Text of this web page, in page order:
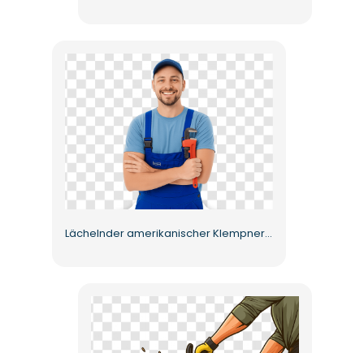
Lächelnder amerikanischer Klempner im blauen Overall mit Mütze Kostenloses PNG